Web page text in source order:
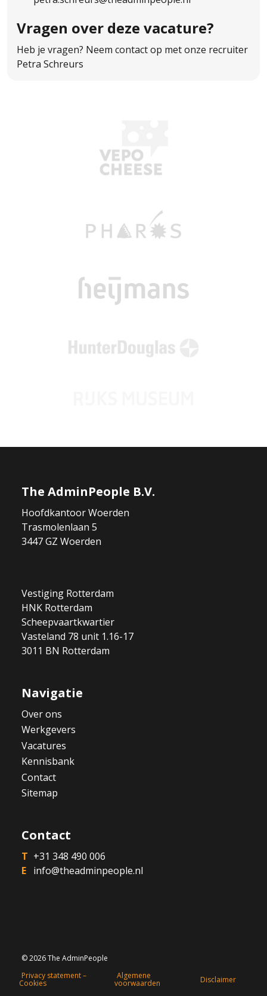
Vragen over deze vacature?
Heb je vragen? Neem contact op met onze recruiter
Petra Schreurs
The AdminPeople B.V.
Hoofdkantoor Woerden
Trasmolenlaan 5
3447 GZ Woerden
Vestiging Rotterdam
HNK Rotterdam
Scheepvaartkwartier
Vasteland 78 unit 1.16-17
3011 BN Rotterdam
Navigatie
Over ons
Werkgevers
Vacatures
Kennisbank
Contact
Sitemap
Contact
+31 348 490 006
info@theadminpeople.nl
© 2026 The AdminPeople
Privacy statement –
Cookies
Algemene
voorwaarden Disclaimer